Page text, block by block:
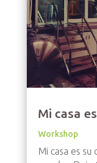
Mi casa
Workshop
Mi casa es